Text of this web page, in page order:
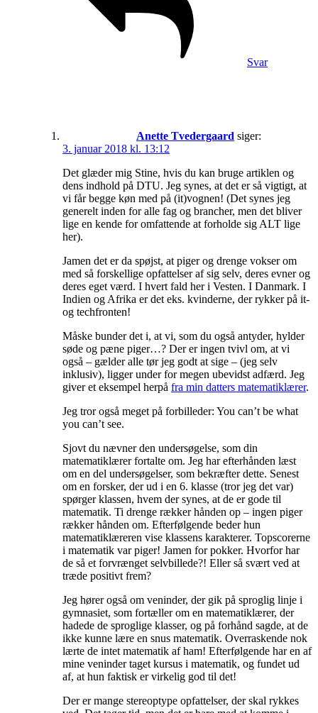
Svar
Anette Tvedergaard siger:
3. januar 2018 kl. 13:12
Det glæder mig Stine, hvis du kan bruge artiklen og
dens indhold på DTU. Jeg synes, at det er så vigtigt, at
vi får begge køn med på (it)vognen! (Det synes jeg
generelt inden for alle fag og brancher, men det bliver
lige en kende for omfattende at forholde sig ALT lige
her).
Jamen det er da spøjst, at piger og drenge vokser om
med så forskellige opfattelser af sig selv, deres evner og
deres eget værd. I hvert fald her i Vesten. I Danmark. I
Indien og Afrika er det eks. kvinderne, der rykker på it-
og techfronten!
Måske bunder det i, at vi, som du også antyder, hylder
søde og pæne piger…? Der er ingen tvivl om, at vi
også – gælder alle tør jeg godt at sige – (jeg selv
inklusiv), ligger under for megen ubevidst adfærd. Jeg
giver et eksempel herpå fra min datters matematiklærer.
Jeg tror også meget på forbilleder: You can’t be what
you can’t see.
Sjovt du nævner den undersøgelse, som din
matematiklærer fortalte om. Jeg har efterhånden læst
om en del undersøgelser, som bekræfter dette. Senest
om en forsker, der ud i en 6. klasse (tror jeg det var)
spørger klassen, hvem der synes, at de er gode til
matematik. Ti drenge rækker hånden op – ingen piger
rækker hånden om. Efterfølgende beder hun
matematiklæreren vise klassens karakterer. Topscorerne
i matematik var piger! Jamen for pokker. Hvorfor har
de så et forvrænget selvbillede?! Eller så svært ved at
træde positivt frem?
Jeg hører også om veninder, der gik på sproglig linje i
gymnasiet, som fortæller om en matematiklærer, der
hadede de sproglige klasser, og på forhånd sagde, at de
ikke kunne lære en snus matematik. Overraskende nok
lærte de intet matematik af ham! Efterfølgende har en af
mine veninder taget kursus i matematik, og fundet ud
af, at hun faktisk er virkelig god til det!
Der er mange stereoptype opfattelser, der skal rykkes